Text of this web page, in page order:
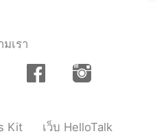
เรา
Kit เว็บ HelloTalk